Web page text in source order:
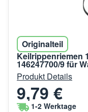
Originalteil
Keilrippenriemen
146247700/9 für
Produkt Details
9,79 €
1-2 Werktage